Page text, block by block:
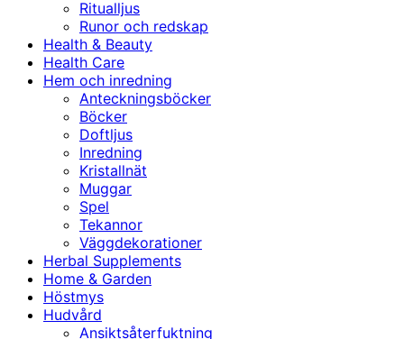
Ritualljus
Runor och redskap
Health & Beauty
Health Care
Hem och inredning
Anteckningsböcker
Böcker
Doftljus
Inredning
Kristallnät
Muggar
Spel
Tekannor
Väggdekorationer
Herbal Supplements
Home & Garden
Höstmys
Hudvård
Ansiktsåterfuktning